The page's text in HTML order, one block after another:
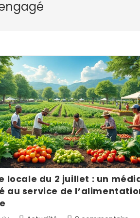
locale du 2 juillet : un
au service de